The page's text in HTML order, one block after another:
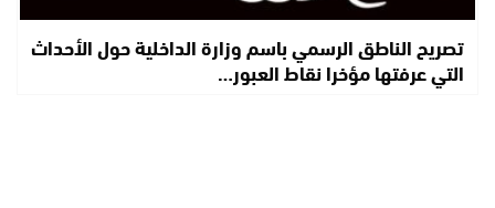
تصريح الناطق الرسمي باسم وزارة الداخلية حول الأحداث
التي عرفتها مؤخرا نقاط العبور…